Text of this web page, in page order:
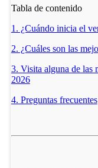
Tabla de contenido
1. ¿Cuándo inicia el
2. ¿Cuáles son las
3. Visita alguna de las
2026
4. Preguntas frecuentes